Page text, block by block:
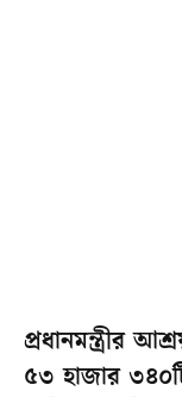
প্রধানমন্ত্রীর
৫৩ হাজার